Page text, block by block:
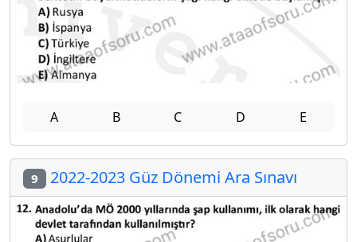
A B C D E
9 2022-2023 Güz Dönemi Ara Sınavı